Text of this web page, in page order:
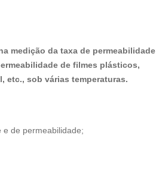
medição da taxa de permeabilidade
de filmes plásticos,
etc., sob várias temperaturas.
e de permeabilidade;